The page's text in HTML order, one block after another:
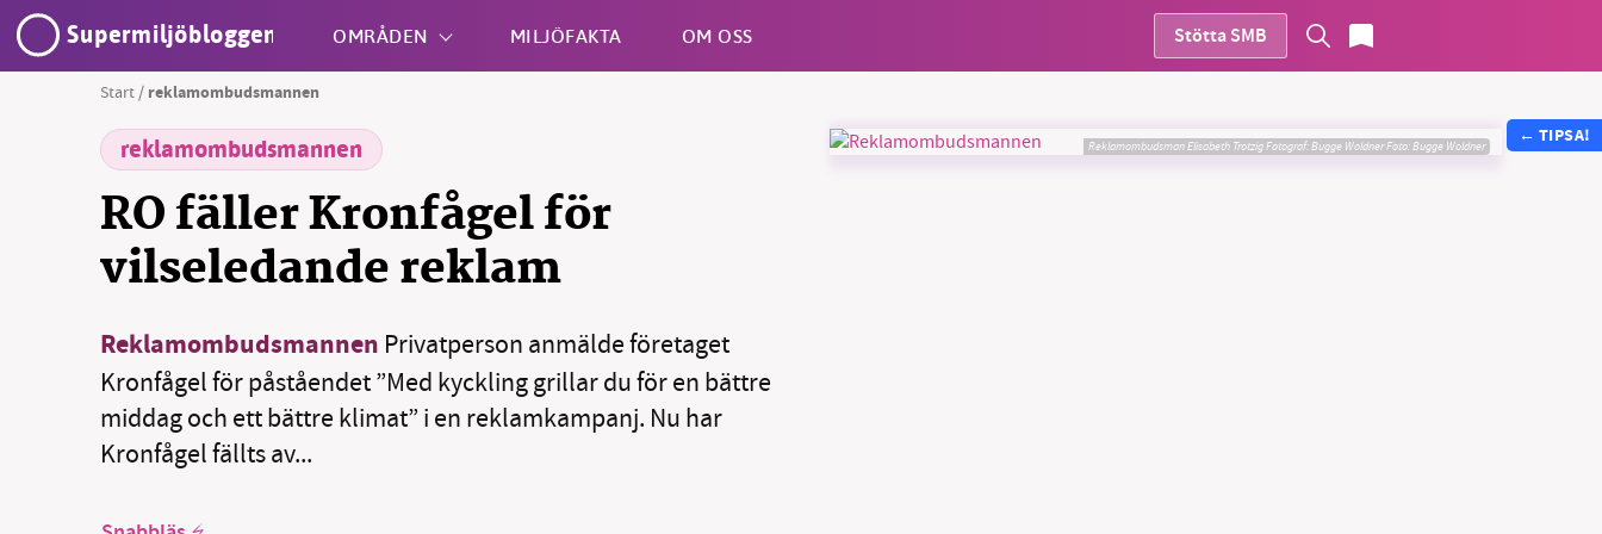
Supermiljöbloggen OMRÅDEN MILJÖFAKTA OM OSS Stötta SMB
Shift + S
Start / reklamombudsmannen
reklamombudsmannen
RO fäller Kronfågel för
vilseledande reklam
Reklamombudsmannen Privatperson anmälde företaget
Kronfågel för påståendet ”Med kyckling grillar du för en bättre
middag och ett bättre klimat” i en reklamkampanj. Nu har
Kronfågel fällts av...
Reklamombudsman Elisabeth Trotzig Fotograf: Bugge WoldnerFoto:Bugge Woldner ← TIPSA!
SMB kämpar för en hållbar framtid. Sedan starten 2010 har vår
ideella redaktion drivit miljödebatten framåt genom
nyhetsbevakning och granskningar. Nu vill vi utveckla vårt arbete –
och vi hoppas att du vill hjälpa oss.